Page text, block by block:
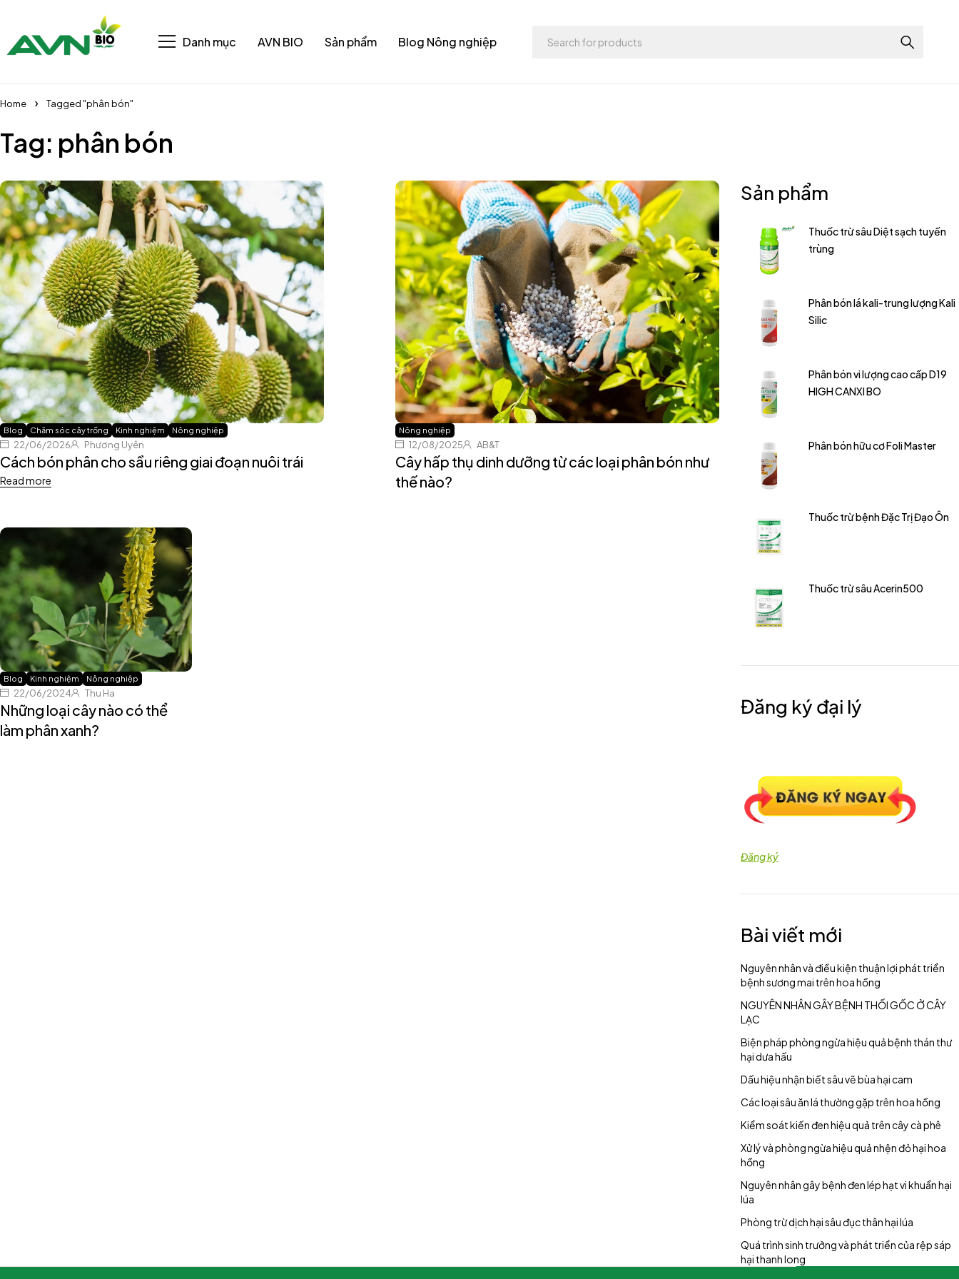
Danh mục AVN BIO Sản phẩm Blog Nông nghiệp
Home Tagged "phân bón"
Tag: phân bón
Blog Chăm sóc cây trồng Kinh nghiệm Nông nghiệp
22/06/2026 Phương Uyên
Cách bón phân cho sầu riêng giai đoạn nuôi trái
Read more
Nông nghiệp
12/08/2025 AB&T
Cây hấp thụ dinh dưỡng từ các loại phân bón như
thế nào?
Blog Kinh nghiệm Nông nghiệp
22/06/2024 Thu Ha
Những loại cây nào có thể
làm phân xanh?
Sản phẩm
Thuốc trừ sâu Diệt sạch tuyến
trùng
Phân bón lá kali-trung lượng Kali
Silic
Phân bón vi lượng cao cấp D19
HIGH CANXI BO
Phân bón hữu cơ Foli Master
Thuốc trừ bệnh Đặc Trị Đạo Ôn
Thuốc trừ sâu Acerin500
Đăng ký đại lý
Đăng ký
Bài viết mới
Nguyên nhân và điều kiện thuận lợi phát triển
bệnh sương mai trên hoa hồng
NGUYÊN NHÂN GÂY BỆNH THỐI GỐC Ở CÂY
LẠC
Biện pháp phòng ngừa hiệu quả bệnh thán thư
hại dưa hấu
Dấu hiệu nhận biết sâu vẽ bùa hại cam
Các loại sâu ăn lá thường gặp trên hoa hồng
Kiểm soát kiến đen hiệu quả trên cây cà phê
Xử lý và phòng ngừa hiệu quả nhện đỏ hại hoa
hồng
Nguyên nhân gây bệnh đen lép hạt vi khuẩn hại
lúa
Phòng trừ dịch hại sâu đục thân hại lúa
Quá trình sinh trưởng và phát triển của rệp sáp
hại thanh long